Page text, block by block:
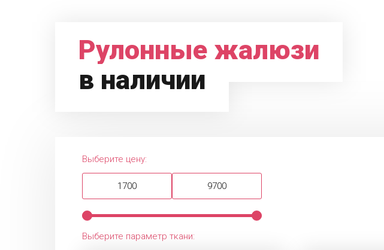
Рулонные жалюзи
в наличии
Выберите цену:
Выберите параметр ткани: